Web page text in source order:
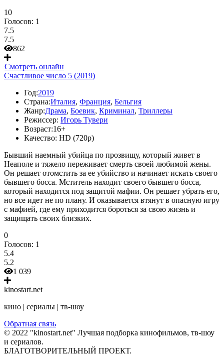
10
Голосов: 1
7.5
7.5
862
Смотреть онлайн
Счастливое число 5 (2019)
Год:2019
Страна:Италия, Франция, Бельгия
Жанр:Драма, Боевик, Криминал, Триллеры
Режиссер: Игорь Тувери
Возраст:16+
Качество: HD (720p)
Бывший наемный убийца по прозвищу, который живет в
Неаполе и тяжело переживает смерть своей любимой жены.
Он решает отомстить за ее убийство и начинает искать своего
бывшего босса. Мститель находит своего бывшего босса,
который находится под защитой мафии. Он решает убрать его,
но все идет не по плану. И оказывается втянут в опасную игру
с мафией, где ему приходится бороться за свою жизнь и
защищать своих близких.
0
Голосов: 1
5.4
5.2
1 039
kinostart.net
кино | сериалы | тв-шоу
Обратная связь
© 2022 "kinostart.net" Лучшая подборка кинофильмов, тв-шоу
и сериалов.
БЛАГОТВОРИТЕЛЬНЫЙ ПРОЕКТ.